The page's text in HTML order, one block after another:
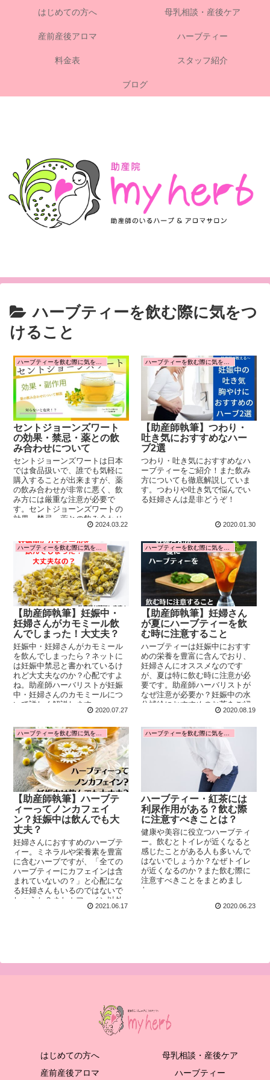
はじめての方へ 母乳相談・産後ケア
産前産後アロマ ハーブティー
料金表 スタッフ紹介
ブログ
ハーブティーを飲む際に気をつ
けること
ハーブティーを飲む際に気をつけること
セントジョーンズワート
の効果・禁忌・薬との飲
み合わせについて
セントジョーンズワートは日本
では食品扱いで、誰でも気軽に
購入することが出来ますが、薬
の飲み合わせが非常に悪く、飲
み方には厳重な注意が必要で
す。セントジョーンズワートの
効果・禁忌・薬との飲み合わせ
について解説しています。2024.03.22
ハーブティーを飲む際に気をつけること
【助産師執筆】つわり・
吐き気におすすめなハー
ブ2選
つわり・吐き気におすすめなハ
ーブティーをご紹介！また飲み
方についても徹底解説していま
す。つわりや吐き気で悩んでい
る妊婦さんは是非どうぞ！
2020.01.30
【助産師執筆】妊娠中・
妊婦さんがカモミール飲
んでしまった！大丈夫？
妊娠中・妊婦さんがカモミール
を飲んでしまったら？ネットに
は妊娠中禁忌と書かれているけ
れど大丈夫なのか？心配ですよ
ね。助産師ハーバリストが妊娠
中・妊婦さんのカモミールにつ
いて詳しく解説します。
2020.07.27
【助産師執筆】妊婦さん
が夏にハーブティーを飲
む時に注意すること
ハーブティーは妊娠中におすす
めの栄養を豊富に含んでおり、
妊婦さんにオススメなのです
が、夏は特に飲む時に注意が必
要です。助産師ハーバリストが
なぜ注意が必要か？妊娠中の水
分補給におすすめのお茶をご紹
2020.08.19
【助産師執筆】ハーブテ
ィーってノンカフェイ
ン？妊娠中は飲んでも大
丈夫？
妊婦さんにおすすめのハーブテ
ィー。ミネラルや栄養素を豊富
に含むハーブですが、「全ての
ハーブティーにカフェインは含
まれていないの？」と心配にな
る妊婦さんもいるのではないで
しょうか？またカフェイン以外
にも妊娠中にハーブティーを飲
2021.06.17
ハーブティー・紅茶には
利尿作用がある？飲む際
に注意すべきことは？
健康や美容に役立つハーブティ
ー。飲むとトイレが近くなると
感じたことがある人も多いんで
はないでしょうか？なぜトイレ
が近くなるのか？また飲む際に
注意すべきことをまとめまし
た。
2020.06.23
はじめての方へ
母乳相談・産後ケア
産前産後アロマ
ハーブティー